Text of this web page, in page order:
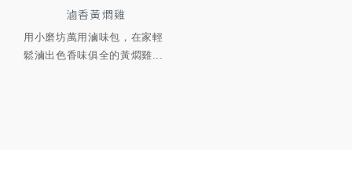
滷香黃燜雞
用小磨坊萬用滷味包，在家輕
鬆滷出色香味俱全的黃燜雞...